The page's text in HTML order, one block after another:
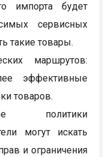
импорта будет
сервисных
такие товары.
маршрутов:
эффективные
товаров.
политики
могут искать
и ограничения